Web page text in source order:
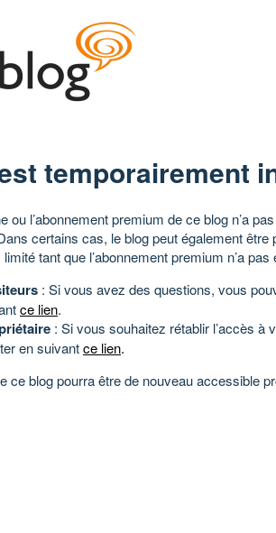
temporairement
ou l’abonnement premium de ce blog n’a
certains cas, le blog peut également être
tant que l’abonnement premium n’a pas
: Si vous avez des questions, vous
ce lien.
: Si vous souhaitez rétablir l’accès à
en suivantce lien.
ce blog pourra être de nouveau accessible